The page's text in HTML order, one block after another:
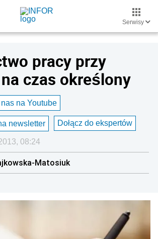
Serwisy
pracy przy
czas określony
na Youtube
newsletter Dołącz do ekspertów
08:24
Matosiuk